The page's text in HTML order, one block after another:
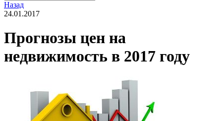
Назад
24.01.2017
Прогнозы цен на
недвижимость в 2017 году